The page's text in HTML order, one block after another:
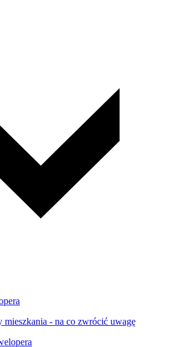
mieszkania - na co zwrócić uwagę